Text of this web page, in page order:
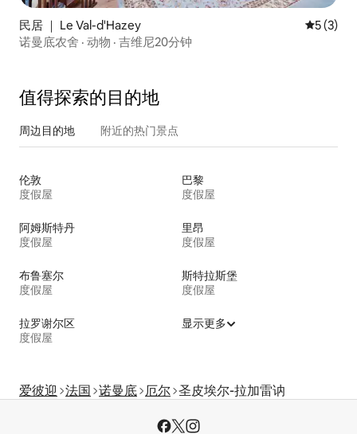
民居 ｜ Le Val-d'Hazey 平均评分
5 (3)
诺曼底农舍 · 动物 · 吉维尼20分钟
值得探索的目的地
周边目的地 附近的热门景点
伦敦
度假屋
巴黎
度假屋
阿姆斯特丹
度假屋
里昂
度假屋
布鲁塞尔
度假屋
斯特拉斯堡
度假屋
拉罗谢尔区
度假屋
显示更多
爱彼迎 法国 诺曼底 厄尔 圣皮埃尔-拉加雷讷